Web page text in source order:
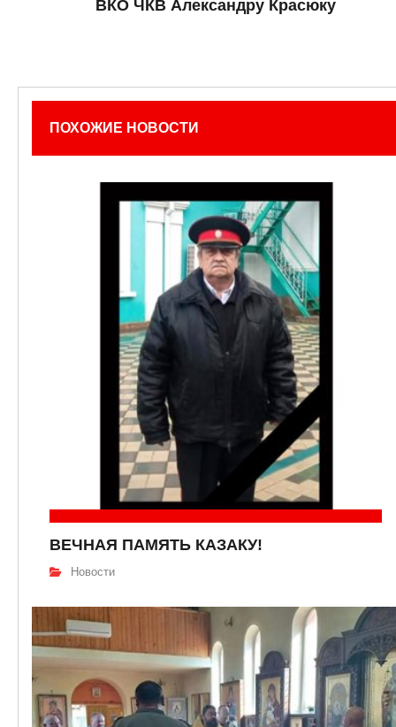
ВКО ЧКВ Александру Красюку
ПОХОЖИЕ НОВОСТИ
ВЕЧНАЯ ПАМЯТЬ КАЗАКУ!
Новости